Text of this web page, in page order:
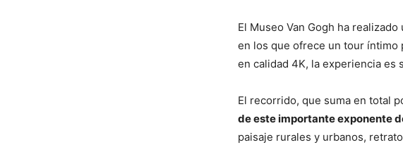
El Museo Van Gogh ha realizado
en los que ofrece un tour íntimo
en calidad 4K, la experiencia es
El recorrido, que suma en total
de este importante exponente
paisaje rurales y urbanos,